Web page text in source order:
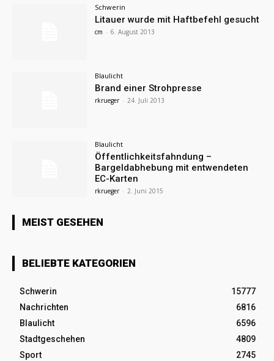
Schwerin
Litauer wurde mit Haftbefehl gesucht
cm - 6. August 2013
Blaulicht
Brand einer Strohpresse
rkrueger - 24. Juli 2013
Blaulicht
Öffentlichkeitsfahndung –
Bargeldabhebung mit entwendeten
EC-Karten
rkrueger - 2. Juni 2015
MEIST GESEHEN
BELIEBTE KATEGORIEN
Schwerin
15777
Nachrichten
6816
Blaulicht
6596
Stadtgeschehen
4809
Sport
2745